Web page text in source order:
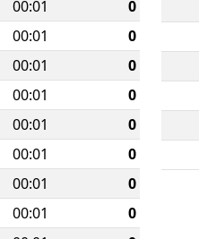
00:01
0
00:01
0
00:01
0
00:01
0
00:01
0
00:01
0
00:01
0
00:01
0